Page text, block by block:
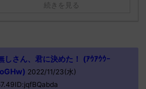
続きを見る
しさん、君に決めた！ (ｱｳｱｳｳｰ
2022/11/23(水)